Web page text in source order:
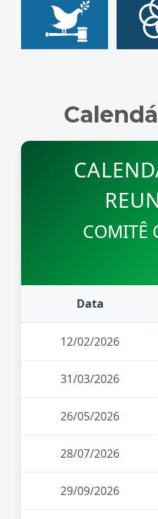
COMITÊ
Data
12/02/2026
31/03/2026
26/05/2026
28/07/2026
29/09/2026